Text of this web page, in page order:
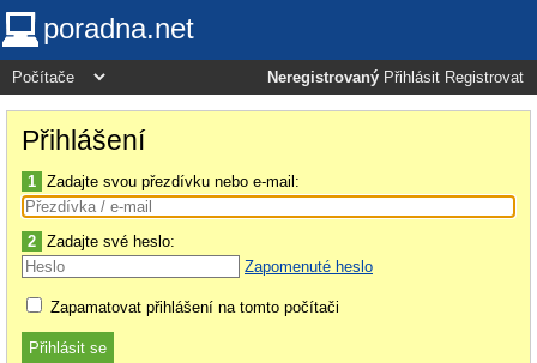
poradna.net
Neregistrovaný Přihlásit Registrovat
Přihlášení
1 Zadajte svou přezdívku nebo e-mail:
2 Zadajte své heslo:
Zapomenuté heslo
Zapamatovat přihlášení na tomto počítači